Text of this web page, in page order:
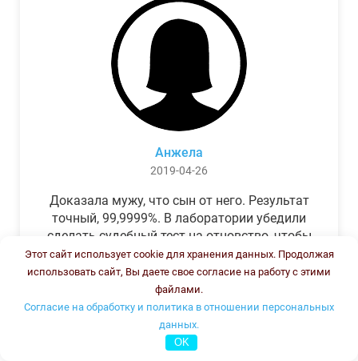
Анжела
2019-04-26
Доказала мужу, что сын от него. Результат
точный, 99,9999%. В лаборатории убедили
сделать судебный тест на отцовство, чтобы
можно было предъявить в суде. Результат
был готов через неделю, как и
обещали.Теперь муж бегает и извиняется.
Этот сайт использует cookie для хранения данных. Продолжая
использовать сайт, Вы даете свое согласие на работу с этими
файлами.
Согласие на обработку и политика в отношении персональных
данных.
OK